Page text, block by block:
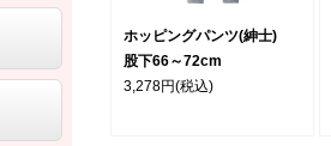
ホッピングパンツ(紳士)
股下66～72cm
3,278円(税込)